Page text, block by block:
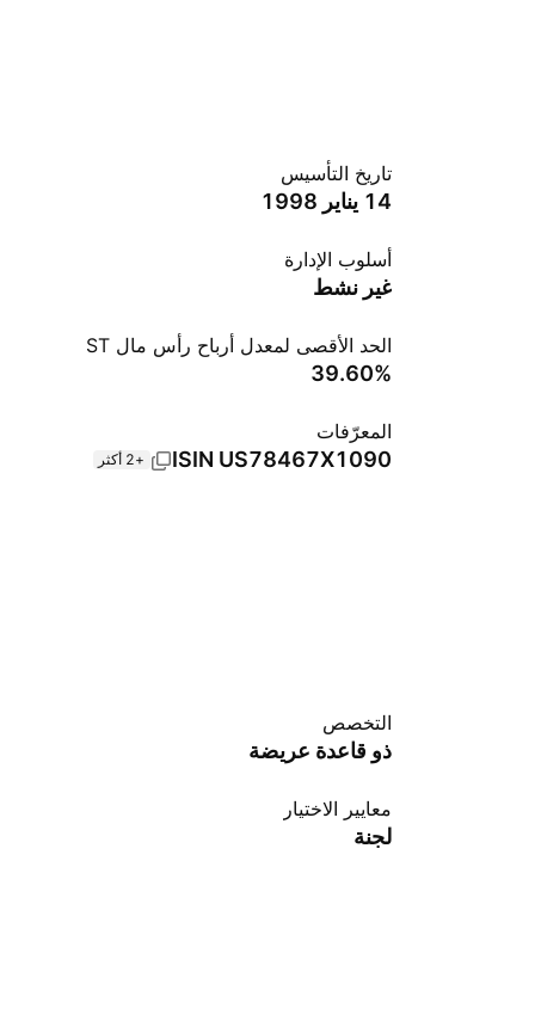
تاريخ التأسيس
14 يناير 1998
أسلوب الإدارة
غير نشط
الحد الأقصى لمعدل أرباح رأس مال ST
‪39.60%‬
المعرّفات
ISIN US78467X1090 +2 أكثر
التخصص
ذو قاعدة عريضة
معايير الاختيار
لجنة